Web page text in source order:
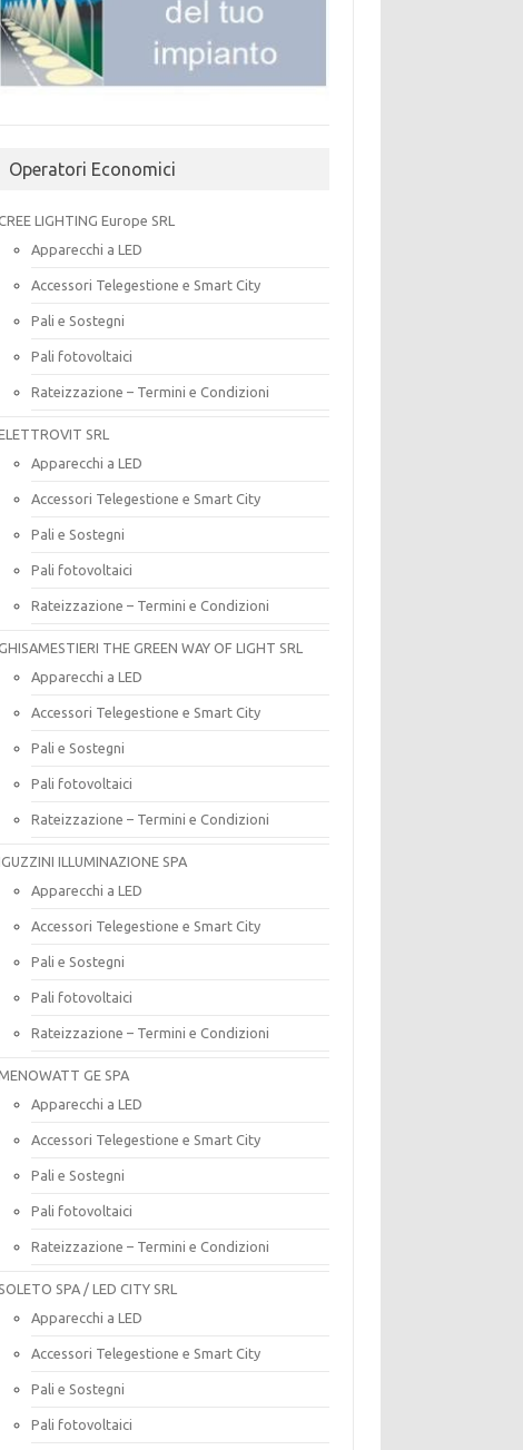
Operatori Economici
LIGHTING Europe SRL
Apparecchi a LED
Accessori Telegestione e Smart City
Pali e Sostegni
Pali fotovoltaici
Rateizzazione – Termini e Condizioni
SRL
Apparecchi a LED
Accessori Telegestione e Smart City
Pali e Sostegni
Pali fotovoltaici
Rateizzazione – Termini e Condizioni
THE GREEN WAY OF LIGHT SRL
Apparecchi a LED
Accessori Telegestione e Smart City
Pali e Sostegni
Pali fotovoltaici
Rateizzazione – Termini e Condizioni
ILLUMINAZIONE SPA
Apparecchi a LED
Accessori Telegestione e Smart City
Pali e Sostegni
Pali fotovoltaici
Rateizzazione – Termini e Condizioni
GE SPA
Apparecchi a LED
Accessori Telegestione e Smart City
Pali e Sostegni
Pali fotovoltaici
Rateizzazione – Termini e Condizioni
SOLETO SPA / LED CITY SRL
Apparecchi a LED
Accessori Telegestione e Smart City
Pali e Sostegni
Pali fotovoltaici